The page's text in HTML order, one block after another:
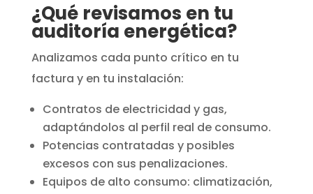
¿Qué revisamos en tu
auditoría energética?
Analizamos cada punto crítico en tu
factura y en tu instalación:
Contratos de electricidad y gas,
adaptándolos al perfil real de consumo.
Potencias contratadas y posibles
excesos con sus penalizaciones.
Equipos de alto consumo: climatización,